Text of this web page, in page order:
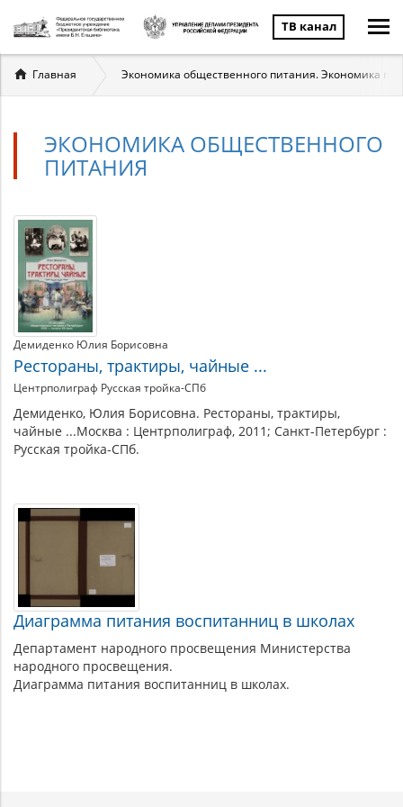
ТВ канал
Вы
здесь
Главная Экономика общественного питания. Экономика
ЭКОНОМИКА ОБЩЕСТВЕННОГО
ПИТАНИЯ
Экономика
общественного
питания
Материалы
по
теме
Демиденко Юлия Борисовна
Рестораны, трактиры, чайные ...
Центрполиграф Русская тройка-СПб
Демиденко, Юлия Борисовна. Рестораны, трактиры,
чайные ...Москва : Центрполиграф, 2011; Санкт-Петербург :
Русская тройка-СПб.
Диаграмма питания воспитанниц в школах
Департамент народного просвещения Министерства
народного просвещения.
Диаграмма питания воспитанниц в школах.